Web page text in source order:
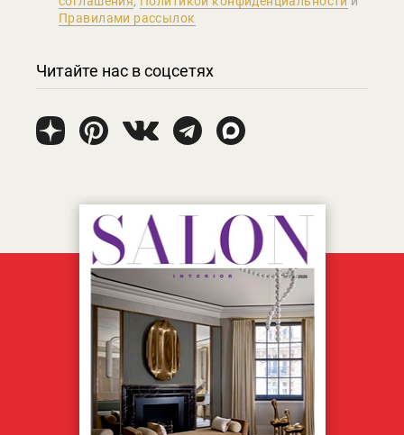
Правилами рассылок
Читайте нас в соцсетях